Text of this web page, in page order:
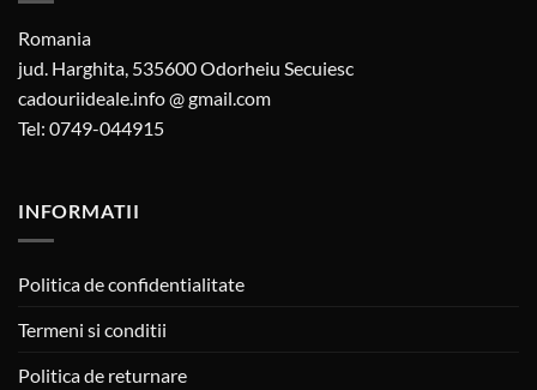
Romania
jud. Harghita, 535600 Odorheiu Secuiesc
cadouriideale.info @ gmail.com
Tel: 0749-044915
INFORMATII
Politica de confidentialitate
Termeni si conditii
Politica de returnare